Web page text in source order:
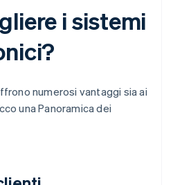
i sistemi
numerosi vantaggi sia ai
una Panoramica dei